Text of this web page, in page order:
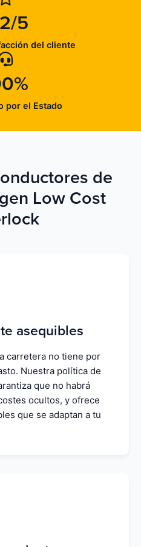
5
del cliente
por el Estado
de
Low Cost
asequibles
carretera no tiene por
Nuestra política de
que no habrá
ocultos, y ofrece
que se adaptan a tu